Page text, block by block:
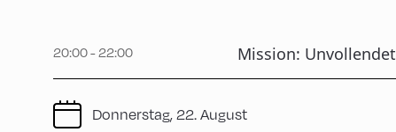
20:00 - 22:00 Mission: Unvollendet
Donnerstag, 22. August